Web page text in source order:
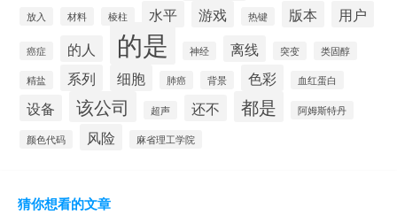
放入 材料 棱柱 水平 游戏 热键 版本 用户
癌症 的人 的是 神经 离线 突变 类固醇
精盐 系列 细胞 肺癌 背景 色彩 血红蛋白
设备 该公司 超声 还不 都是 阿姆斯特丹
颜色代码 风险 麻省理工学院
猜你想看的文章